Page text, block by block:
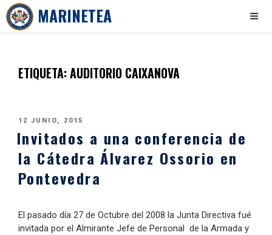
content
MARINETEA
ETIQUETA:AUDITORIO CAIXANOVA
PUBLICADO
12 JUNIO, 2015
Invitados a una conferencia de
la Cátedra Álvarez Ossorio en
Pontevedra
El pasado día 27 de Octubre del 2008 la Junta Directiva fué
invitada por el Almirante Jefe de Personal de la Armada y